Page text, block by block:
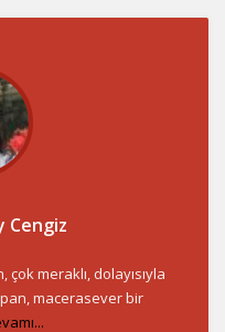
Cengiz
meraklı, dolayısıyla
macerasever bir